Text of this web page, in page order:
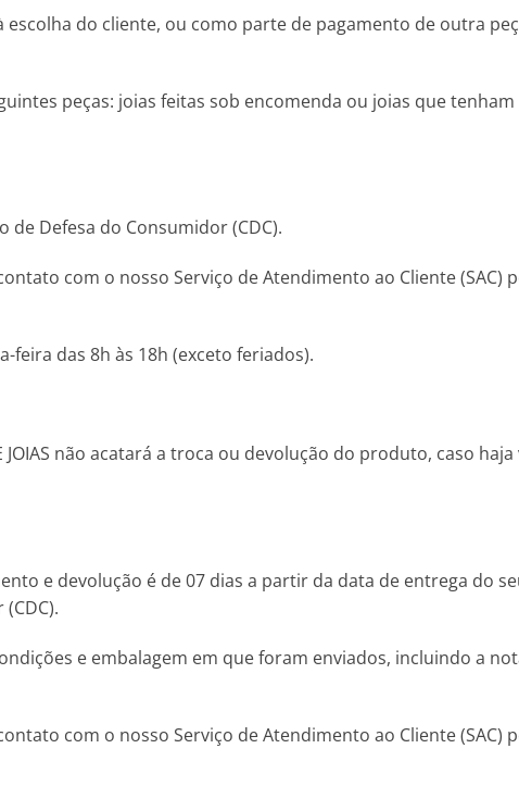
do cliente, ou como parte de pagamento de outra
peças: joias feitas sob encomenda ou joias que
Defesa do Consumidor (CDC).
com o nosso Serviço de Atendimento ao Cliente (SAC)
feira das 8h às 18h (exceto feriados).
não acatará a troca ou devolução do produto, caso
e devolução é de 07 dias a partir da data de entrega do
e embalagem em que foram enviados, incluindo a
com o nosso Serviço de Atendimento ao Cliente (SAC)